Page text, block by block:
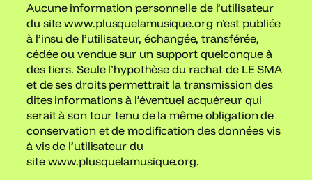
Aucune information personnelle de l’utilisateur
du site www.plusquelamusique.org n’est publiée
à l’insu de l’utilisateur, échangée, transférée,
cédée ou vendue sur un support quelconque à
des tiers. Seule l’hypothèse du rachat de LE SMA
et de ses droits permettrait la transmission des
dites informations à l’éventuel acquéreur qui
serait à son tour tenu de la même obligation de
conservation et de modification des données vis
à vis de l’utilisateur du
site www.plusquelamusique.org.